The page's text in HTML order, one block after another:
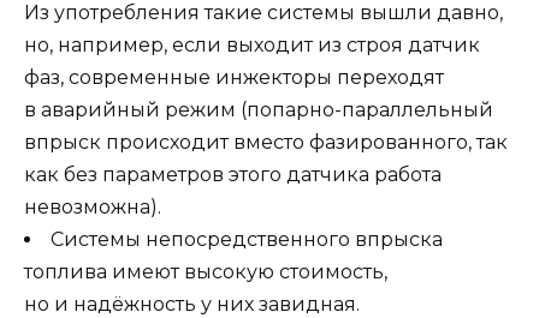
Из употребления такие системы вышли давно,
но, например, если выходит из строя датчик
фаз, современные инжекторы переходят
в аварийный режим (попарно-параллельный
впрыск происходит вместо фазированного, так
как без параметров этого датчика работа
невозможна).
Системы непосредственного впрыска
топлива имеют высокую стоимость,
но и надёжность у них завидная.